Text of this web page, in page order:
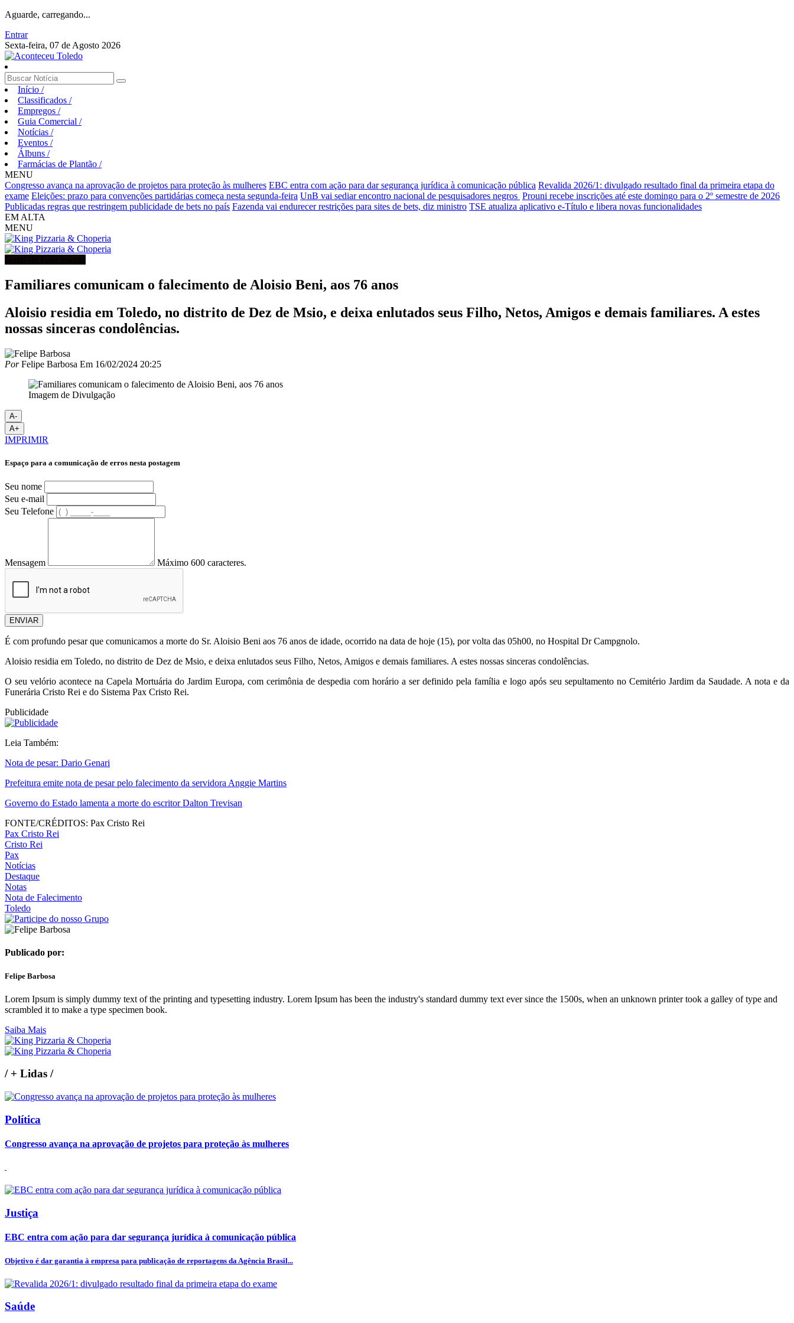
Aguarde, carregando...
Entrar
Sexta-feira, 07 de Agosto 2026
Início /
Classificados /
Empregos /
Guia Comercial /
Notícias /
Eventos /
Álbuns /
Farmácias de Plantão /
MENU
Congresso avança na aprovação de projetos para proteção às mulheres EBC entra com ação para dar segurança jurídica à comunicação pública Revalida 2026/1: divulgado resultado final da primeira etapa do
exame Eleições: prazo para convenções partidárias começa nesta segunda-feira UnB vai sediar encontro nacional de pesquisadores negros Prouni recebe inscrições até este domingo para o 2º semestre de 2026
Publicadas regras que restringem publicidade de bets no país Fazenda vai endurecer restrições para sites de bets, diz ministro TSE atualiza aplicativo e-Título e libera novas funcionalidades
EM ALTA
MENU
Familiares comunicam o falecimento de Aloisio Beni, aos 76 anos
Aloisio residia em Toledo, no distrito de Dez de Msio, e deixa enlutados seus Filho, Netos, Amigos e demais familiares. A estes
nossas sinceras condolências.
PorFelipe Barbosa Em 16/02/2024 20:25
Imagem de Divulgação
A-
A+
IMPRIMIR
Espaço para a comunicação de erros nesta postagem
Seu nome
Seu e-mail
Seu Telefone
Mensagem Máximo 600 caracteres.
ENVIAR
É com profundo pesar que comunicamos a morte do Sr. Aloisio Beni aos 76 anos de idade, ocorrido na data de hoje (15), por volta das 05h00, no Hospital Dr Campgnolo.
Aloisio residia em Toledo, no distrito de Dez de Msio, e deixa enlutados seus Filho, Netos, Amigos e demais familiares. A estes nossas sinceras condolências.
O seu velório acontece na Capela Mortuária do Jardim Europa, com cerimônia de despedia com horário a ser definido pela família e logo após seu sepultamento no Cemitério Jardim da Saudade. A nota e da
Funerária Cristo Rei e do Sistema Pax Cristo Rei.
Publicidade
Leia Também:
Nota de pesar: Dario Genari
Prefeitura emite nota de pesar pelo falecimento da servidora Anggie Martins
Governo do Estado lamenta a morte do escritor Dalton Trevisan
FONTE/CRÉDITOS: Pax Cristo Rei
Pax Cristo Rei
Cristo Rei
Pax
Notícias
Destaque
Notas
Nota de Falecimento
Toledo
Publicado por:
Felipe Barbosa
Lorem Ipsum is simply dummy text of the printing and typesetting industry. Lorem Ipsum has been the industry's standard dummy text ever since the 1500s, when an unknown printer took a galley of type and
scrambled it to make a type specimen book.
Saiba Mais
/+ Lidas /
Política
Congresso avança na aprovação de projetos para proteção às mulheres
Justiça
EBC entra com ação para dar segurança jurídica à comunicação pública
Objetivo é dar garantia à empresa para publicação de reportagens da Agência Brasil...
Saúde